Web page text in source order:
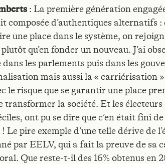
: La première génération
composée d’authentiques alternatifs :
une place dans le système, on
qu’en fonder un nouveau. J’ai
dans les parlements puis dans les
mais aussi la « carriérisation »
le risque que se garantir une place
transformer la société. Et les électeurs
ont pu se dire que c’en était fini
Le pire exemple d’une telle dérive de
par EELV, qui a fait la preuve de sa
Que reste-t-il des 16% obtenus en